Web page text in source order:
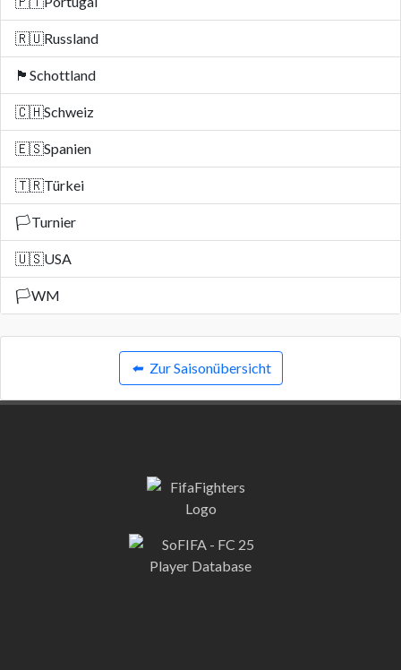
🇷🇺Russland
🏴󠁧󠁢󠁳󠁣󠁴󠁿 Schottland
🇨🇭Schweiz
🇪🇸Spanien
🇹🇷Türkei
🏳️Turnier
🇺🇸USA
🏳️WM
⬅️ Zur Saisonübersicht